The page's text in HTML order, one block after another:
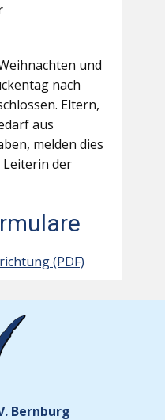
und
nach
Eltern,
aus
melden dies
der
(PDF)
Bernburg